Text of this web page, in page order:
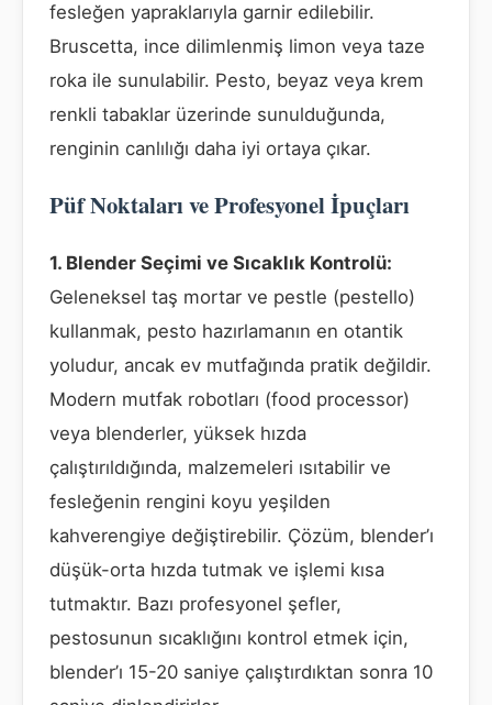
fesleğen yapraklarıyla garnir edilebilir.
Bruscetta, ince dilimlenmiş limon veya taze
roka ile sunulabilir. Pesto, beyaz veya krem
renkli tabaklar üzerinde sunulduğunda,
renginin canlılığı daha iyi ortaya çıkar.
Püf Noktaları ve Profesyonel İpuçları
1. Blender Seçimi ve Sıcaklık Kontrolü:
Geleneksel taş mortar ve pestle (pestello)
kullanmak, pesto hazırlamanın en otantik
yoludur, ancak ev mutfağında pratik değildir.
Modern mutfak robotları (food processor)
veya blenderler, yüksek hızda
çalıştırıldığında, malzemeleri ısıtabilir ve
fesleğenin rengini koyu yeşilden
kahverengiye değiştirebilir. Çözüm, blender’ı
düşük-orta hızda tutmak ve işlemi kısa
tutmaktır. Bazı profesyonel şefler,
pestosunun sıcaklığını kontrol etmek için,
blender’ı 15-20 saniye çalıştırdıktan sonra 10